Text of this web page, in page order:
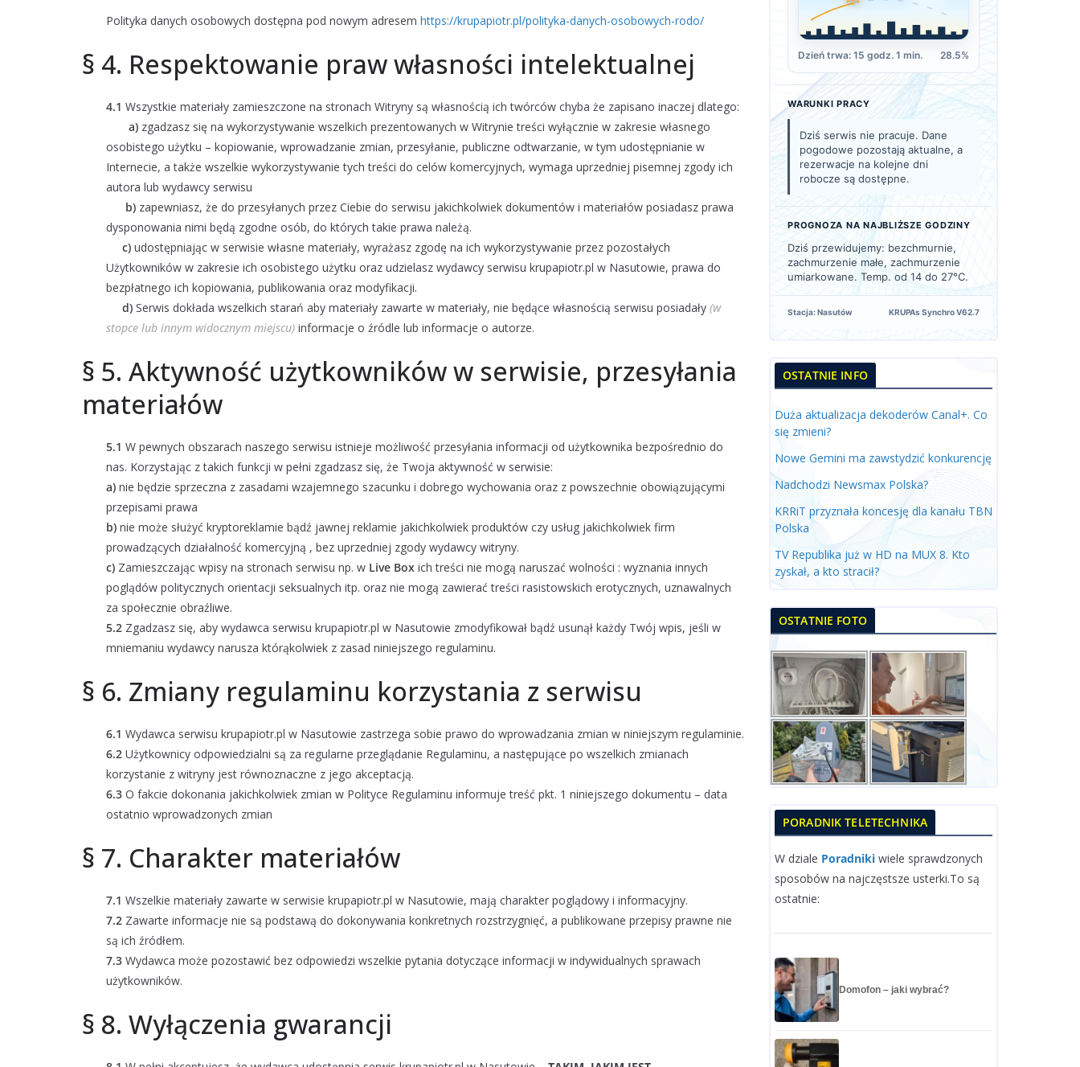
Polityka danych osobowych dostępna pod nowym adresem https://krupapiotr.pl/polityka-danych-osobowych-rodo/
§ 4. Respektowanie praw własności intelektualnej
4.1 Wszystkie materiały zamieszczone na stronach Witryny są własnością ich twórców chyba że zapisano inaczej dlatego:
a) zgadzasz się na wykorzystywanie wszelkich prezentowanych w Witrynie treści wyłącznie w zakresie własnego
osobistego użytku – kopiowanie, wprowadzanie zmian, przesyłanie, publiczne odtwarzanie, w tym udostępnianie w
Internecie, a także wszelkie wykorzystywanie tych treści do celów komercyjnych, wymaga uprzedniej pisemnej zgody ich
autora lub wydawcy serwisu
b) zapewniasz, że do przesyłanych przez Ciebie do serwisu jakichkolwiek dokumentów i materiałów posiadasz prawa
dysponowania nimi będą zgodne osób, do których takie prawa należą.
c) udostępniając w serwisie własne materiały, wyrażasz zgodę na ich wykorzystywanie przez pozostałych
Użytkowników w zakresie ich osobistego użytku oraz udzielasz wydawcy serwisu krupapiotr.pl w Nasutowie, prawa do
bezpłatnego ich kopiowania, publikowania oraz modyfikacji.
d) Serwis dokłada wszelkich starań aby materiały zawarte w materiały, nie będące własnością serwisu posiadały (w
stopce lub innym widocznym miejscu) informacje o źródle lub informacje o autorze.
§ 5. Aktywność użytkowników w serwisie, przesyłania
materiałów
5.1 W pewnych obszarach naszego serwisu istnieje możliwość przesyłania informacji od użytkownika bezpośrednio do
nas. Korzystając z takich funkcji w pełni zgadzasz się, że Twoja aktywność w serwisie:
a) nie będzie sprzeczna z zasadami wzajemnego szacunku i dobrego wychowania oraz z powszechnie obowiązującymi
przepisami prawa
b) nie może służyć kryptoreklamie bądź jawnej reklamie jakichkolwiek produktów czy usług jakichkolwiek firm
prowadzących działalność komercyjną , bez uprzedniej zgody wydawcy witryny.
c) Zamieszczając wpisy na stronach serwisu np. w Live Box ich treści nie mogą naruszać wolności : wyznania innych
poglądów politycznych orientacji seksualnych itp. oraz nie mogą zawierać treści rasistowskich erotycznych, uznawalnych
za społecznie obraźliwe.
5.2 Zgadzasz się, aby wydawca serwisu krupapiotr.pl w Nasutowie zmodyfikował bądź usunął każdy Twój wpis, jeśli w
mniemaniu wydawcy narusza którąkolwiek z zasad niniejszego regulaminu.
§ 6. Zmiany regulaminu korzystania z serwisu
6.1 Wydawca serwisu krupapiotr.pl w Nasutowie zastrzega sobie prawo do wprowadzania zmian w niniejszym regulaminie.
6.2 Użytkownicy odpowiedzialni są za regularne przeglądanie Regulaminu, a następujące po wszelkich zmianach
korzystanie z witryny jest równoznaczne z jego akceptacją.
6.3 O fakcie dokonania jakichkolwiek zmian w Polityce Regulaminu informuje treść pkt. 1 niniejszego dokumentu – data
ostatnio wprowadzonych zmian
§ 7. Charakter materiałów
7.1 Wszelkie materiały zawarte w serwisie krupapiotr.pl w Nasutowie, mają charakter poglądowy i informacyjny.
7.2 Zawarte informacje nie są podstawą do dokonywania konkretnych rozstrzygnięć, a publikowane przepisy prawne nie
są ich źródłem.
7.3 Wydawca może pozostawić bez odpowiedzi wszelkie pytania dotyczące informacji w indywidualnych sprawach
użytkowników.
§ 8. Wyłączenia gwarancji
Dzień trwa: 15 godz. 1 min. 28.5%
WARUNKI PRACY
Dziś serwis nie pracuje. Dane
pogodowe pozostają aktualne, a
rezerwacje na kolejne dni
robocze są dostępne.
PROGNOZA NA NAJBLIŻSZE GODZINY
Dziś przewidujemy: bezchmurnie,
zachmurzenie małe, zachmurzenie
umiarkowane. Temp. od 14 do 27°C.
Stacja: Nasutów KRUPAs Synchro V62.7
OSTATNIE INFO
Duża aktualizacja dekoderów Canal+. Co
się zmieni?
Nowe Gemini ma zawstydzić konkurencję
Nadchodzi Newsmax Polska?
KRRiT przyznała koncesję dla kanału TBN
Polska
TV Republika już w HD na MUX 8. Kto
zyskał, a kto stracił?
OSTATNIE FOTO
PORADNIK TELETECHNIKA
W dziale Poradniki wiele sprawdzonych
sposobów na najczęstsze usterki.To są
ostatnie:
Domofon – jaki wybrać?